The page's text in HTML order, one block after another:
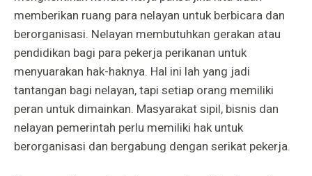
memberikan ruang para nelayan untuk berbicara dan
berorganisasi. Nelayan membutuhkan gerakan atau
pendidikan bagi para pekerja perikanan untuk
menyuarakan hak-haknya. Hal ini lah yang jadi
tantangan bagi nelayan, tapi setiap orang memiliki
peran untuk dimainkan. Masyarakat sipil, bisnis dan
nelayan pemerintah perlu memiliki hak untuk
berorganisasi dan bergabung dengan serikat pekerja.